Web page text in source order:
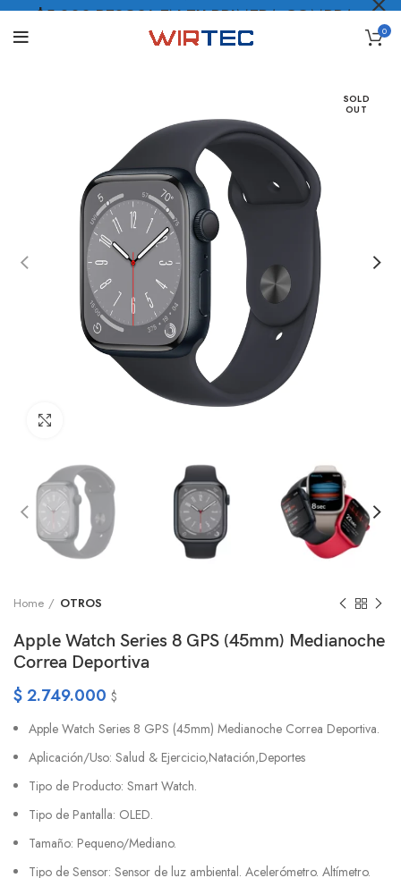
0
SOLD
OUT
Home OTROS
Apple Watch Series 8 GPS (45mm) Medianoche
Correa Deportiva
$2.749.000 $
Apple Watch Series 8 GPS (45mm) Medianoche Correa Deportiva.
Aplicación/Uso: Salud & Ejercicio,Natación,Deportes
Tipo de Producto: Smart Watch.
Tipo de Pantalla: OLED.
Tamaño: Pequeno/Mediano.
Tipo de Sensor: Sensor de luz ambiental. Acelerómetro. Altímetro.
$5.000 PESOS* EN TU PRIMERA COMPRA